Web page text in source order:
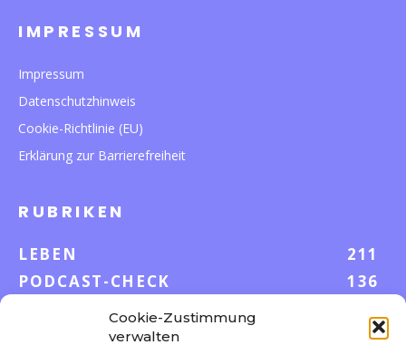
Cookie-Zustimmung
verwalten
IMPRESSUM
Impressum
Datenschutzhinweis
Cookie-Richtlinie (EU)
Erklärung zur Barrierefreiheit
RUBRIKEN
LEBEN
211
PODCAST-CHECK
136
GELD & KARRIERE
42